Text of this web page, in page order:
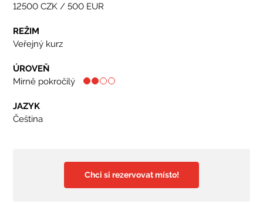
12500 CZK / 500 EUR
REŽIM
Veřejný kurz
ÚROVEŇ
Mírně pokročilý
JAZYK
Čeština
Chci si rezervovat místo!